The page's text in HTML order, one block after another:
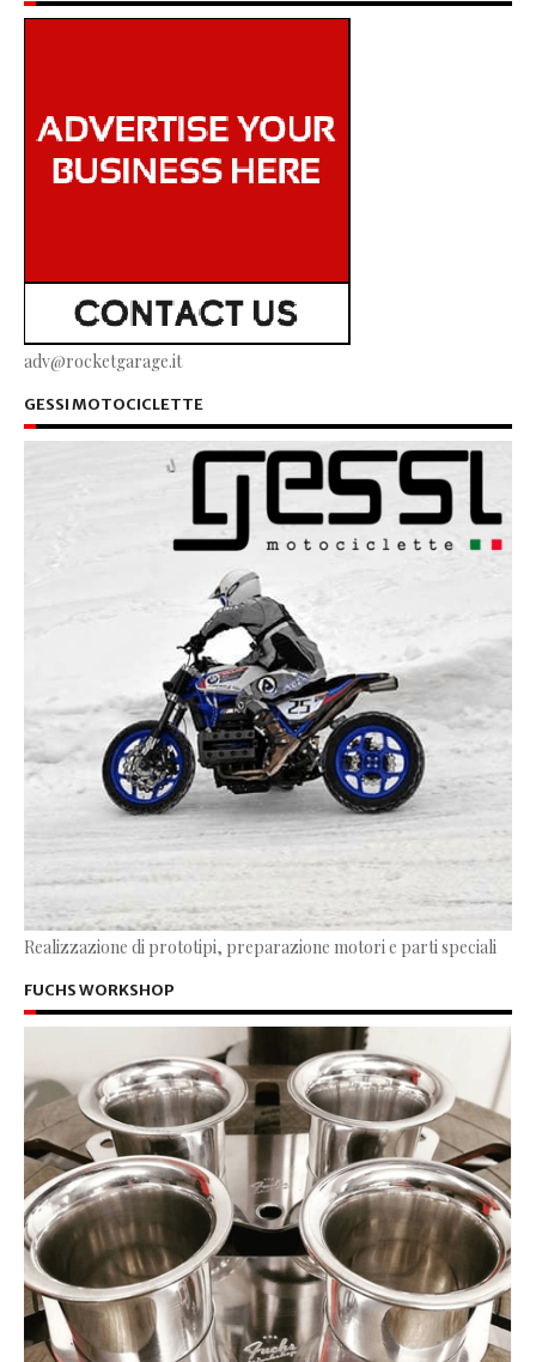
adv@rocketgarage.it
GESSI MOTOCICLETTE
Realizzazione di prototipi, preparazione motori e parti speciali
FUCHS WORKSHOP